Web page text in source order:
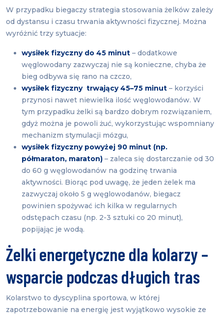
W przypadku biegaczy strategia stosowania żelków zależy
od dystansu i czasu trwania aktywności fizycznej. Można
wyróżnić trzy sytuacje:
wysiłek fizyczny do 45 minut – dodatkowe
węglowodany zazwyczaj nie są konieczne, chyba że
bieg odbywa się rano na czczo,
wysiłek fizyczny trwający 45–75 minut – korzyści
przynosi nawet niewielka ilość węglowodanów. W
tym przypadku żelki są bardzo dobrym rozwiązaniem,
gdyż można je powoli żuć, wykorzystując wspomniany
mechanizm stymulacji mózgu,
wysiłek fizyczny powyżej 90 minut (np.
półmaraton, maraton) – zaleca się dostarczanie od 30
do 60 g węglowodanów na godzinę trwania
aktywności. Biorąc pod uwagę, że jeden żelek ma
zazwyczaj około 5 g węglowodanów, biegacz
powinien spożywać ich kilka w regularnych
odstępach czasu (np. 2-3 sztuki co 20 minut),
popijając je wodą.
Żelki energetyczne dla kolarzy –
wsparcie podczas długich tras
Kolarstwo to dyscyplina sportowa, w której
zapotrzebowanie na energię jest wyjątkowo wysokie ze